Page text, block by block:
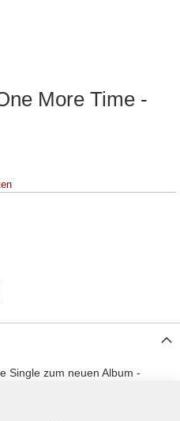
More Time -
Single zum neuen Album -